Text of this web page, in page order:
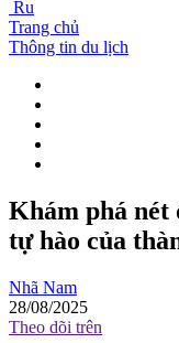
Ru
Trang chủ
Thông tin du lịch
Khám phá nét
tự hào của
Nhã Nam
28/08/2025
Theo dõi trên